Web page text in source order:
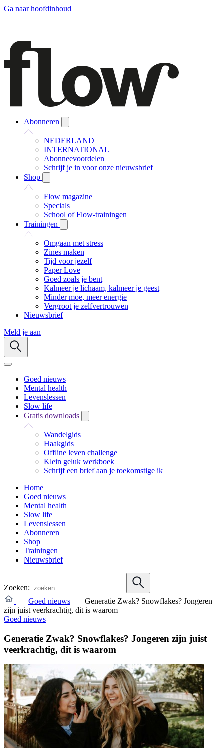
Ga naar hoofdinhoud
Abonneren
NEDERLAND
INTERNATIONAL
Abonneevoordelen
Schrijf je in voor onze nieuwsbrief
Shop
Flow magazine
Specials
School of Flow-trainingen
Trainingen
Omgaan met stress
Zines maken
Tijd voor jezelf
Paper Love
Goed zoals je bent
Kalmeer je lichaam, kalmeer je geest
Minder moe, meer energie
Vergroot je zelfvertrouwen
Nieuwsbrief
Meld je aan
Goed nieuws
Mental health
Levenslessen
Slow life
Gratis downloads
Wandelgids
Haakgids
Offline leven challenge
Klein geluk werkboek
Schrijf een brief aan je toekomstige ik
Home
Goed nieuws
Mental health
Slow life
Levenslessen
Abonneren
Shop
Trainingen
Nieuwsbrief
Zoeken:
Goed nieuws
Generatie Zwak? Snowflakes? Jongeren
zijn juist veerkrachtig, dit is waarom
Goed nieuws
Generatie Zwak? Snowflakes? Jongeren zijn juist
veerkrachtig, dit is waarom